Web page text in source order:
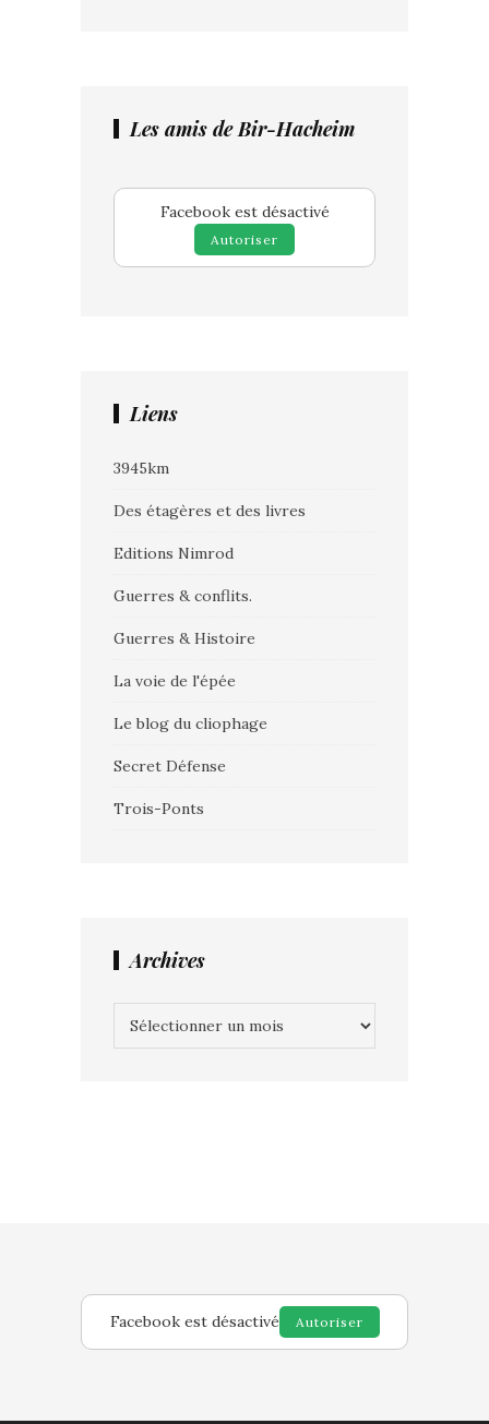
Les amis de Bir-Hacheim
Facebook est désactivé
Autoriser
Liens
3945km
Des étagères et des livres
Editions Nimrod
Guerres & conflits.
Guerres & Histoire
La voie de l'épée
Le blog du cliophage
Secret Défense
Trois-Ponts
Archives
Facebook est désactivé Autoriser